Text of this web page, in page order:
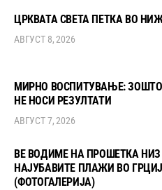
ЦРКВАТА СВЕТА ПЕТКА ВО
АВГУСТ 8, 2026
МИРНО ВОСПИТУВАЊЕ:
НЕ НОСИ РЕЗУЛТАТИ
АВГУСТ 7, 2026
ВЕ ВОДИМЕ НА ПРОШЕТКА НИЗ
НАЈУБАВИТЕ ПЛАЖИ ВО
(ФОТОГАЛЕРИЈА)